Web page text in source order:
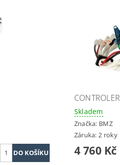
CONTROLER
Skladem
Značka: BMZ
Záruka: 2 roky
4 760 Kč